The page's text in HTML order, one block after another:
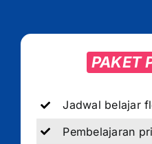
PAKET
Jadwal belajar
Pembelajaran